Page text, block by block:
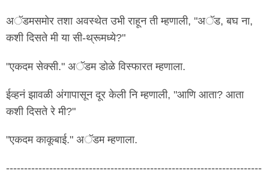
अॅडमसमोर तशा अवस्थेत उभी राहून ती म्हणाली, "अॅड, बघ ना,
कशी दिसते मी या सी-थ्रूमध्ये?"
"एकदम सेक्सी." अॅडम डोळे विस्फारत म्हणाला.
ईव्हनं झावळी अंगापासून दूर केली नि म्हणाली, "आणि आता? आता
कशी दिसते रे मी?"
"एकदम काकूबाई." अॅडम म्हणाला.
-----------------------------------------------------------------------